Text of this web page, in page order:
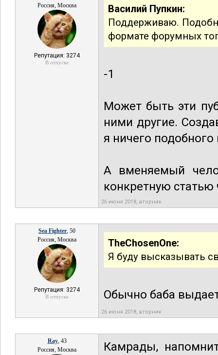
Россия, Москва
Репутация: 3274
В отпуске
Василий Пупкин:
Поддерживаю.
формате форумных
-1
Может быть эти
ними другие.
я ничего
А вменяемый
конкретную статью
26 июня 2018, вторник
Sea Fighter, 50
Россия, Москва
Репутация: 3274
В отпуске
TheChosenOne:
Я буду высказывать
Обычно баба
26 июня 2018, вторник
Ray, 43
Россия, Москва
Камрады,